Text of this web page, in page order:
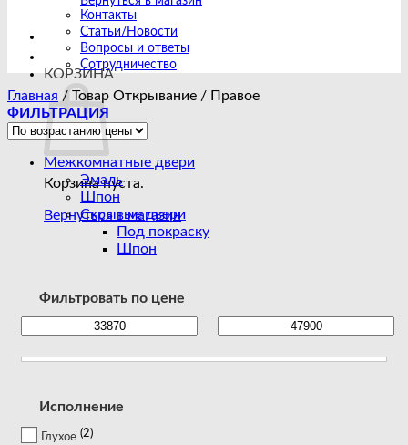
КОРЗИНА
Корзина пуста.
Вернуться в магазин
Контакты
Статьи/Новости
Вопросы и ответы
Сотрудничество
Главная / Товар Открывание / Правое
ФИЛЬТРАЦИЯ
Межкомнатные двери
Эмаль
Шпон
Скрытые двери
Под покраску
Шпон
Фильтровать по цене
Исполнение
Глухое 2